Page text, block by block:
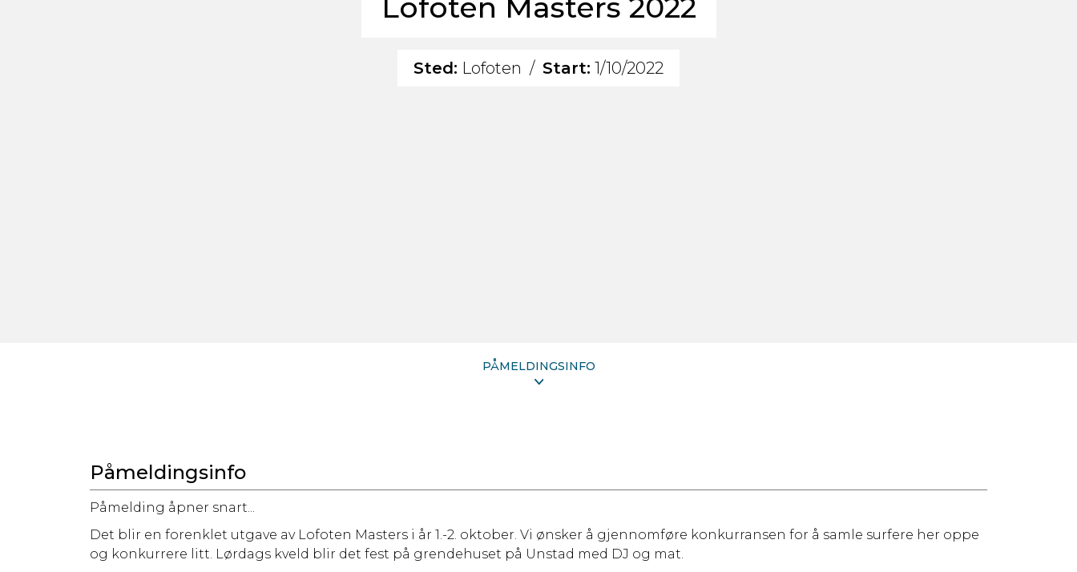
Lofoten Masters 2022
Sted: Lofoten / Start: 1/10/2022
PÅMELDINGSINFO
Påmeldingsinfo
Påmelding åpner snart...
Det blir en forenklet utgave av Lofoten Masters i år 1.-2. oktober. Vi ønsker å gjennomføre konkurransen for å samle surfere her oppe
og konkurrere litt. Lørdags kveld blir det fest på grendehuset på Unstad med DJ og mat.